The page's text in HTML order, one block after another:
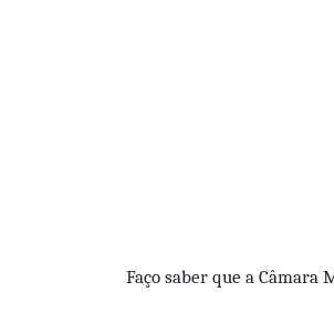
Faço saber que a Câmara